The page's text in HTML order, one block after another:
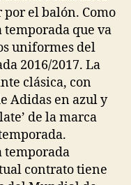
el balón. Como
temporada que va
uniformes del
2016/2017. La
clásica, con
Adidas en azul y
de la marca
temporada
contrato tiene